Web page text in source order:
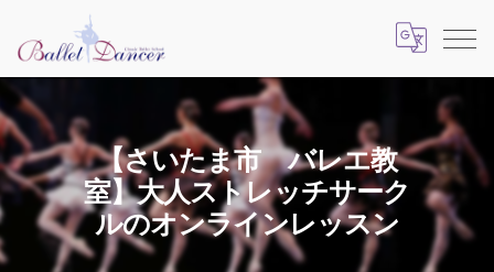
【さいたま市 バレエ教
室】大人ストレッチサーク
ルのオンラインレッスン